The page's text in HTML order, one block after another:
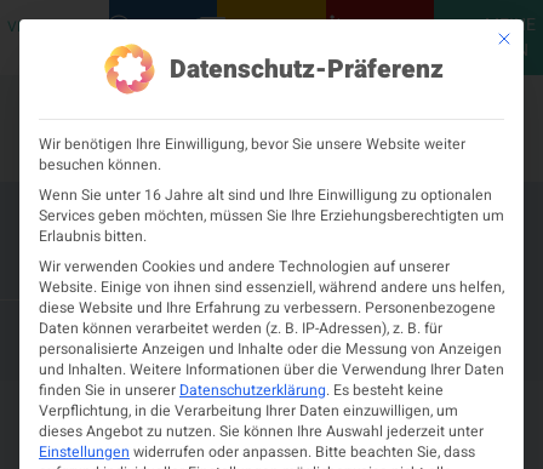
VERANSTALTUNGENPODCASTS NEUROLOGISCH KONTAKT
MEINE
ÖGN
15th Annual EANS Young
Neurosurgeons’ Meeting
28. MAI 2026 – 30. MAI 2026
AP EVA SENSES
Details zur Veranstaltung
Mit
Datenschutz-Präferenz
Wir benötigen Ihre Einwilligung, bevor Sie unsere Website weiter
besuchen können.
Wenn Sie unter 16 Jahre alt sind und Ihre Einwilligung zu optionalen
Services geben möchten, müssen Sie Ihre Erziehungsberechtigten um
Erlaubnis bitten.
Wir verwenden Cookies und andere Technologien auf unserer
Website. Einige von ihnen sind essenziell, während andere uns helfen,
diese Website und Ihre Erfahrung zu verbessern. Personenbezogene
Daten können verarbeitet werden (z. B. IP-Adressen), z. B. für
personalisierte Anzeigen und Inhalte oder die Messung von Anzeigen
und Inhalten.Weitere Informationen über die Verwendung Ihrer Daten
finden Sie in unserer Datenschutzerklärung. Es besteht keine
Verpflichtung, in die Verarbeitung Ihrer Daten einzuwilligen, um
dieses Angebot zu nutzen.Sie können Ihre Auswahl jederzeit unter
Einstellungen widerrufen oder anpassen. Bitte beachten Sie, dass